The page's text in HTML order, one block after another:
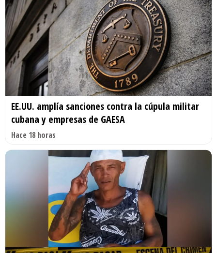
EE.UU. amplía sanciones contra la cúpula militar
cubana y empresas de GAESA
Hace 18 horas